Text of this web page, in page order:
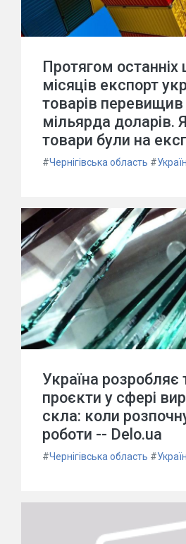
Протягом останніх
місяців експорт
товарів перевищив
мільярда доларів.
товари були на
#Чернігівська область #
Україна розробляє
проєкти у сфері
скла: коли
роботи -- Delo.ua
#Чернігівська область #